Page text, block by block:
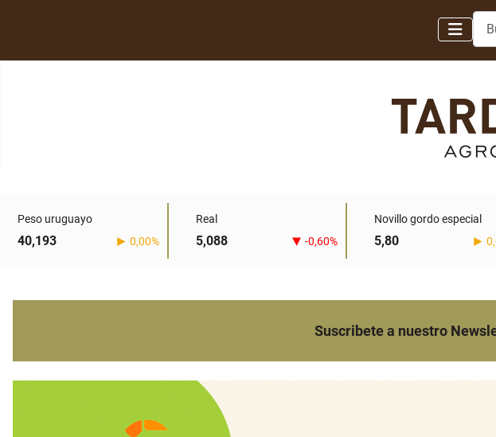
Peso uruguayo
40,193 0,00%
Real
5,088 -0,60%
Novillo gordo especial
5,80
Suscribete a nuestro